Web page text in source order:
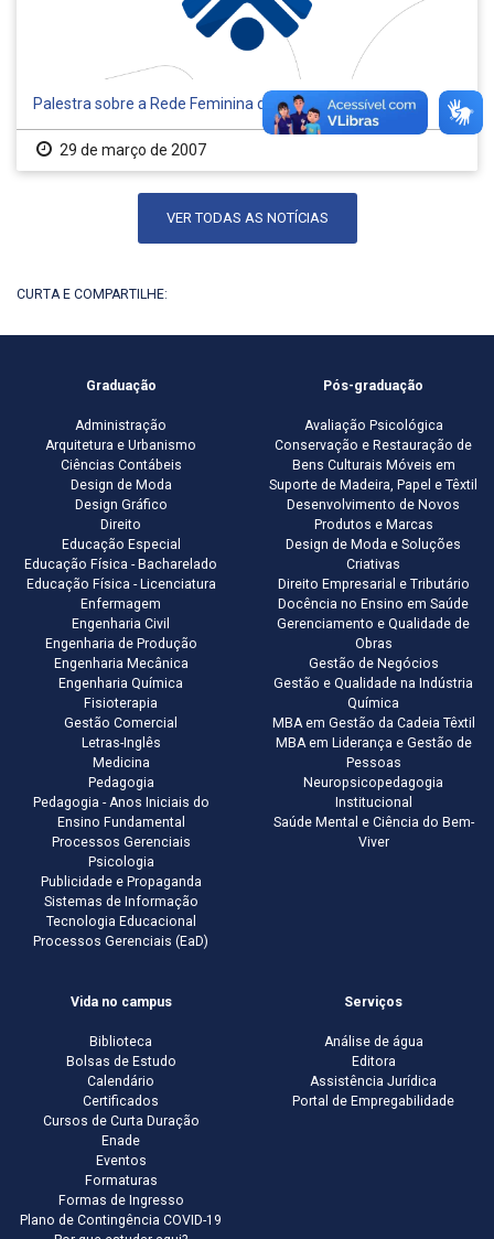
Palestra sobre a Rede Feminina de Combate ao Câncer
29 de março de 2007
VER TODAS AS NOTÍCIAS
CURTA E COMPARTILHE:
Graduação
Administração
Arquitetura e Urbanismo
Ciências Contábeis
Design de Moda
Design Gráfico
Direito
Educação Especial
Educação Física - Bacharelado
Educação Física - Licenciatura
Enfermagem
Engenharia Civil
Engenharia de Produção
Engenharia Mecânica
Engenharia Química
Fisioterapia
Gestão Comercial
Letras-Inglês
Medicina
Pedagogia
Pedagogia - Anos Iniciais do
Ensino Fundamental
Processos Gerenciais
Psicologia
Publicidade e Propaganda
Sistemas de Informação
Tecnologia Educacional
Processos Gerenciais (EaD)
Pós-graduação
Avaliação Psicológica
Conservação e Restauração de
Bens Culturais Móveis em
Suporte de Madeira, Papel e Têxtil
Desenvolvimento de Novos
Produtos e Marcas
Design de Moda e Soluções
Criativas
Direito Empresarial e Tributário
Docência no Ensino em Saúde
Gerenciamento e Qualidade de
Obras
Gestão de Negócios
Gestão e Qualidade na Indústria
Química
MBA em Gestão da Cadeia Têxtil
MBA em Liderança e Gestão de
Pessoas
Neuropsicopedagogia
Institucional
Saúde Mental e Ciência do Bem-
Viver
Vida no campus
Biblioteca
Bolsas de Estudo
Calendário
Certificados
Cursos de Curta Duração
Enade
Eventos
Formaturas
Formas de Ingresso
Plano de Contingência COVID-19
Serviços
Análise de água
Editora
Assistência Jurídica
Portal de Empregabilidade